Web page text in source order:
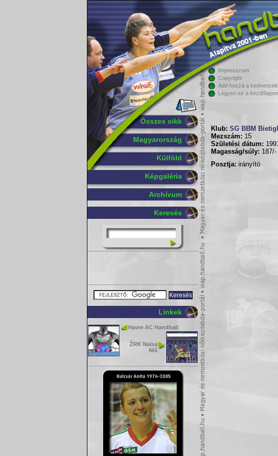
Összes cikk
Magyarország
Külföld
Képgaléria
Archívum
Keresés
Linkek
Havre AC Handball
ŽRK Naisa
Niš
Impresszum
Copyright
Add hozzá a
Legyen ez a
Klub: SG BBM
Mezszám: 15
Születési dátum:
Magasság/súly: 187/-
Posztja: irányító